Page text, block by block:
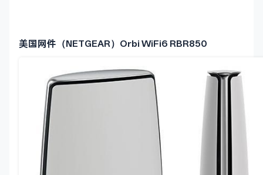
美国网件（NETGEAR）Orbi WiFi6 RBR850